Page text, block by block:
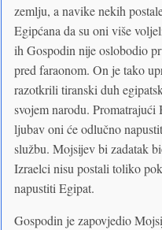
zemlju, a navike nekih
Egipćana da su oni više
ih Gospodin nije oslobodio
pred faraonom. On je tako
razotkrili tiranski duh
svojem narodu. Promatrajući
ljubav oni će odlučno
službu. Mojsijev bi zadatak
Izraelci nisu postali toliko
napustiti Egipat.
Gospodin je zapovjedio